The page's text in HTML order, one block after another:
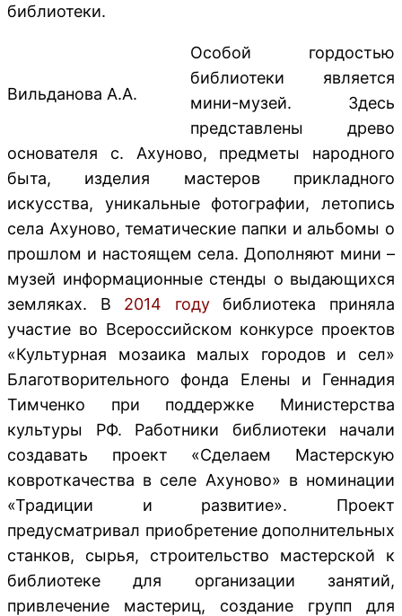
библиотеки.
Вильданова А.А.
Особой гордостью
библиотеки является
мини-музей. Здесь
представлены древо
основателя с. Ахуново, предметы народного
быта, изделия мастеров прикладного
искусства, уникальные фотографии, летопись
села Ахуново, тематические папки и альбомы о
прошлом и настоящем села. Дополняют мини –
музей информационные стенды о выдающихся
земляках. В 2014 годубиблиотека приняла
участие во Всероссийском конкурсе проектов
«Культурная мозаика малых городов и сел»
Благотворительного фонда Елены и Геннадия
Тимченко при поддержке Министерства
культуры РФ. Работники библиотеки начали
создавать проект «Сделаем Мастерскую
ковроткачества в селе Ахуново» в номинации
«Традиции и развитие». Проект
предусматривал приобретение дополнительных
станков, сырья, строительство мастерской к
библиотеке для организации занятий,
привлечение мастериц, создание групп для